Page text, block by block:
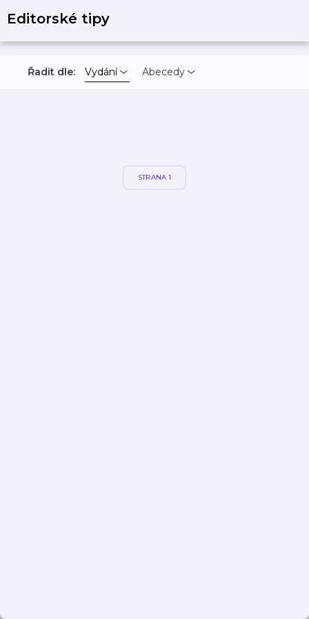
Editorské tipy
Řadit dle: Vydání Abecedy
STRANA 1